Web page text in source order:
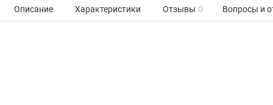
Описание Характеристики Отзывы 0 Вопросы и